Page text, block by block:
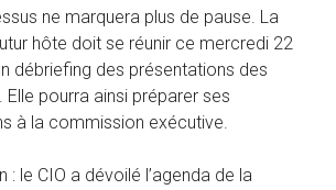
ne marquera plus de pause. La
hôte doit se réunir ce mercredi 22
débriefing des présentations des
pourra ainsi préparer ses
à la commission exécutive.
: le CIO a dévoilé l’agenda de la